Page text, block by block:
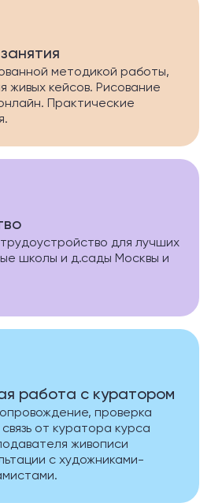
методикой работы,
кейсов. Рисование
Практические
для лучших
школы и д.сады Москвы и
работа с куратором
проверка
от куратора курса
живописи
с художниками-